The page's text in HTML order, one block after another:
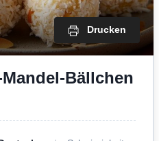
Drucken
Bällchen